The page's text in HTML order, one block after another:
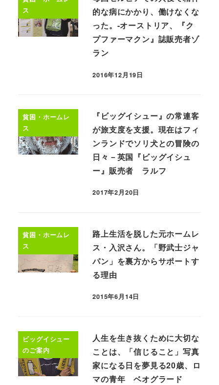
ス
的な病にかかり、働けなくな
った。-オーストリア、『ク
プファーマクン』誌販売者ゾ
ラン
2016年12月19日
貧困・ホームレ
ス
『ビッグイシュー』の常連客
が旅支度を支援。現在はフィ
ンランドでソリ犬との冒険の
日々－英国『ビッグイシュ
ー』販売者 ラルフ
2017年2月20日
貧困・ホームレ
ス
路上生活を脱した元ホームレ
ス・入沢さん。「野武士ジャ
パン」を裏方からサポートす
る理由
2015年6月14日
ビッグイシュー
のご案内
人生を生き抜くために大切な
ことは、「信じること」写真
家になる日を夢見る20歳、ロ
マの青年 ベオグラード